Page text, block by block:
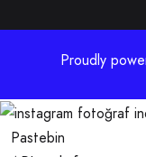
Proudly
Pastebin